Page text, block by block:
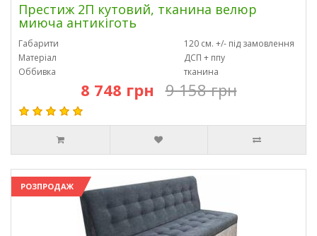
Престиж 2П кутовий, тканина велюр
миюча антикіготь
Габарити
120 см. +/- під замовлення
Матеріал
ДСП + ппу
Оббивка
тканина
8 748 грн 9 158 грн
РОЗПРОДАЖ